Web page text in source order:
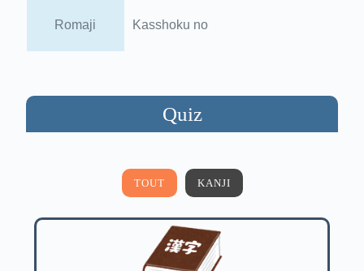
Romaji Kasshoku no
Quiz
TOUT KANJI